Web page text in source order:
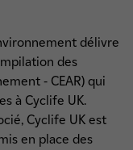
délivre
des
- CEAR) qui
à Cyclife UK.
Cyclife UK est
en place des